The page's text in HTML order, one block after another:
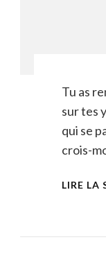
Tu as
sur tes
qui se
crois-
LIRE LA